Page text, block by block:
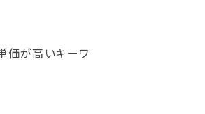
価が高いキーワ